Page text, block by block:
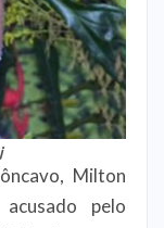
Milton
pelo